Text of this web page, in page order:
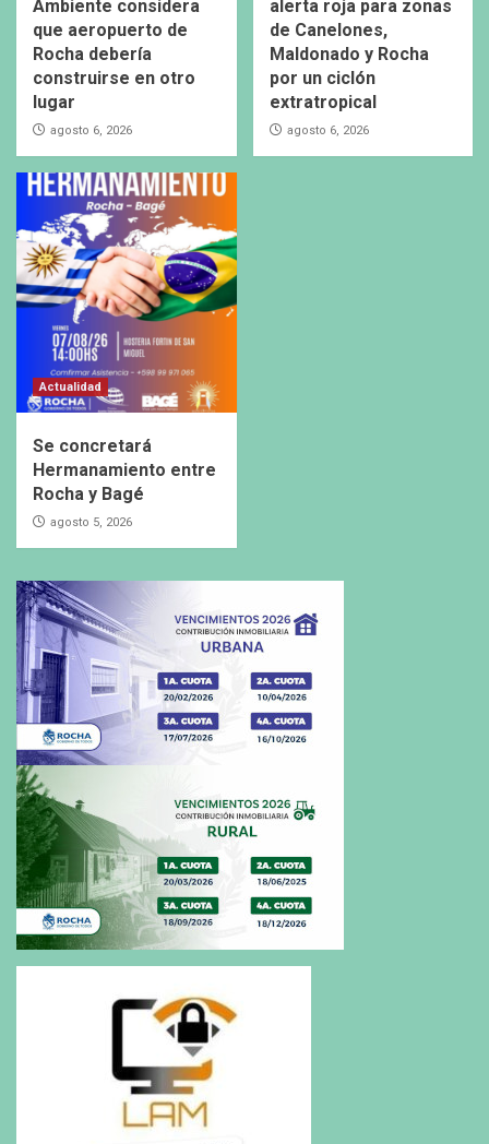
Ambiente considera
que aeropuerto de
Rocha debería
construirse en otro
lugar
agosto 6, 2026
alerta roja para zonas
de Canelones,
Maldonado y Rocha
por un ciclón
extratropical
agosto 6, 2026
Actualidad
Se concretará
Hermanamiento entre
Rocha y Bagé
agosto 5, 2026